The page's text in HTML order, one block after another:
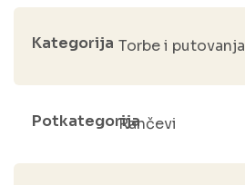
Kategorija Torbe i putovanja
PotkategorijaRančevi